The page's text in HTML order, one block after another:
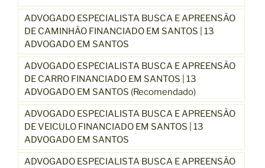
ADVOGADO ESPECIALISTA BUSCA E APREENSÃO
DE CAMINHÃO FINANCIADO EM SANTOS | 13
ADVOGADO EM SANTOS
ADVOGADO ESPECIALISTA BUSCA E APREENSÃO
DE CARRO FINANCIADO EM SANTOS | 13
ADVOGADO EM SANTOS (Recomendado)
ADVOGADO ESPECIALISTA BUSCA E APREENSÃO
DE VEICULO FINANCIADO EM SANTOS | 13
ADVOGADO EM SANTOS
ADVOGADO ESPECIALISTA BUSCA E APREENSÃO